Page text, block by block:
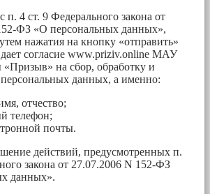
п. 4 ст. 9 Федерального закона от
ФЗ «О персональных данных»,
нажатия на кнопку «отправить»
согласие www.priziv.online МАУ
«Призыв» на сбор, обработку и
данных, а именно:
отчество;
телефон;
почты.
действий, предусмотренных п.
закона от 27.07.2006 N 152-ФЗ
данных».